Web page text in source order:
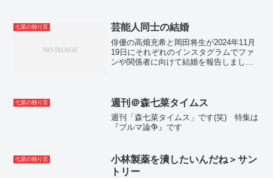
七菜の独り言 芸能人同士の結婚
俳優の高畑充希と岡田将生が2024年11月
19日にそれぞれのインスタグラムでファ
ンや関係者に向けて結婚を報告しまし
目に注目される特性...
七菜の独り言 週刊＠森七菜タイムス
週刊「森七菜タイムス」です(笑) 特集は
『ブルマ論争』です
七菜の独り言
小林製薬を潰したいんだね＞サン
トリー